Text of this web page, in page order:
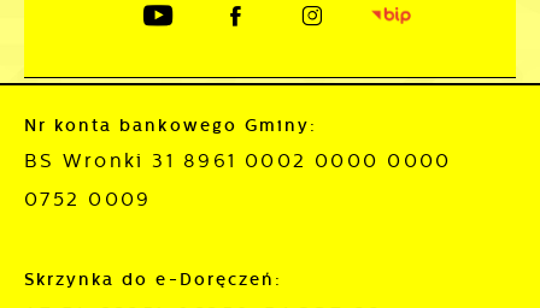
Nr konta bankowego Gminy:
BS Wronki 31 8961 0002 0000 0000
0752 0009
Skrzynka do e-Doręczeń: